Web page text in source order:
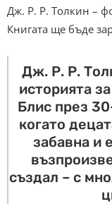
Дж. Р. Р. Толкин –
Книгата ще бъде
Дж. Р. Р.
историята
Блис през
когато
забавна и
създал – с